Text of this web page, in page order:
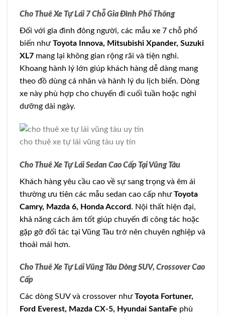
Cho Thuê Xe Tự Lái 7 Chỗ Gia Đình Phổ Thông
Đối với gia đình đông người, các mẫu xe 7 chỗ phổ
biến nhưToyota Innova, Mitsubishi Xpander, Suzuki
XL7 mang lại không gian rộng rãi và tiện nghi.
Khoang hành lý lớn giúp khách hàng dễ dàng mang
theo đồ dùng cá nhân và hành lý du lịch biển. Dòng
xe này phù hợp cho chuyến đi cuối tuần hoặc nghỉ
dưỡng dài ngày.
cho thuê xe tự lái vũng tàu uy tín
Cho Thuê Xe Tự Lái Sedan Cao Cấp Tại Vũng Tàu
Khách hàng yêu cầu cao về sự sang trọng và êm ái
thường ưu tiên các mẫu sedan cao cấp nhưToyota
Camry, Mazda 6, Honda Accord. Nội thất hiện đại,
khả năng cách âm tốt giúp chuyến đi công tác hoặc
gặp gỡ đối tác tại Vũng Tàu trở nên chuyên nghiệp và
thoải mái hơn.
Cho Thuê Xe Tự Lái Vũng Tàu Dòng SUV, Crossover Cao
Cấp
Các dòng SUV và crossover nhưToyota Fortuner,
Ford Everest, Mazda CX-5, Hyundai SantaFe phù